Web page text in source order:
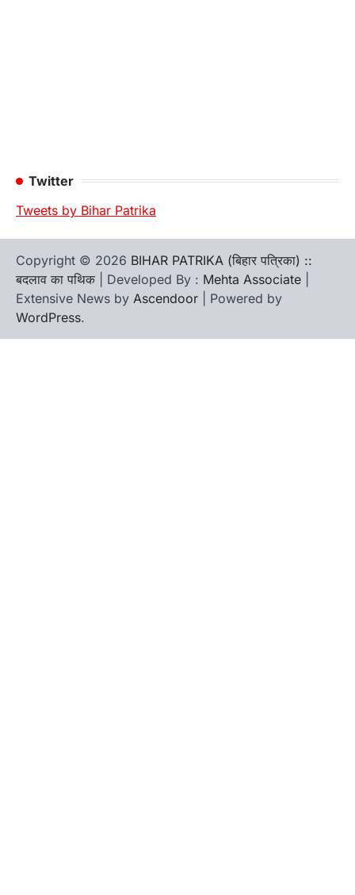
Twitter
Tweets by Bihar Patrika
Copyright © 2026 BIHAR PATRIKA (बिहार पत्रिका) ::
बदलाव का पथिक | Developed By : Mehta Associate
Extensive News by Ascendoor | Powered by
WordPress.